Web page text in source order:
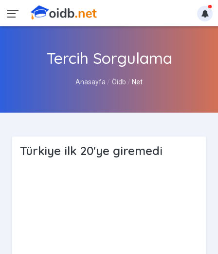
Tercih Sorgulama
Anasayfa Öidb Net
Türkiye ilk 20'ye giremedi